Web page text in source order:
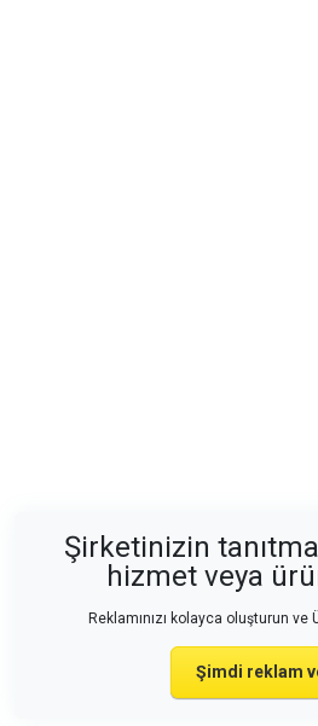
Şirketinizin
hizmet veya
Reklamınızı kolayca oluşturun ve
Şimdi reklam